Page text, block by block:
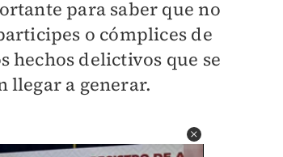
para saber que no
o cómplices de
hechos delictivos que se
llegar a generar.